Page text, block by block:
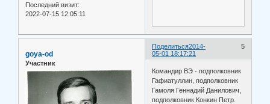
Последний визит:
2022-07-15 12:05:11
Поделиться 5
2014-
05-01 18:17:21
goya-od
Участник
Командир ВЭ - подполковник
Гафиатуллин, подполковник
Гамоля Геннадий Данилович,
подполковник Конкин Петр.